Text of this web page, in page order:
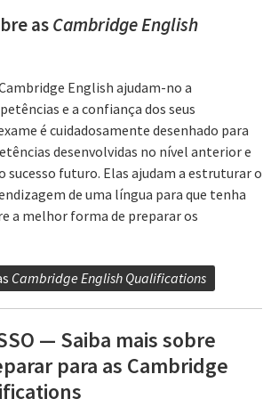
asCambridge English
English ajudam-no a
e a confiança dos seus
é cuidadosamente desenhado para
desenvolvidas no nível anterior e
sucesso futuro. Elas ajudam a estruturar o
de uma língua para que tenha
a melhor forma de preparar os
Cambridge English Qualifications
— Saiba mais sobre
para as Cambridge